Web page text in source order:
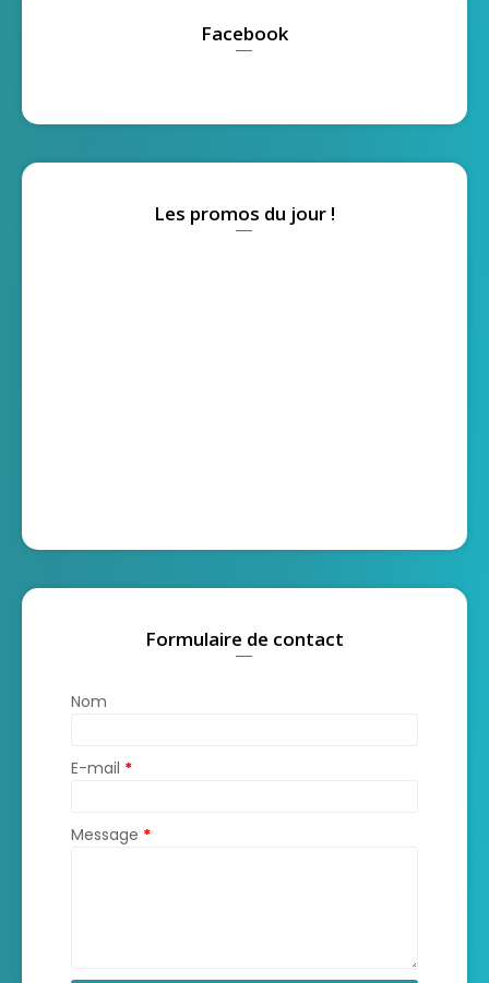
Facebook
Les promos du jour !
Formulaire de contact
Nom
E-mail *
Message *